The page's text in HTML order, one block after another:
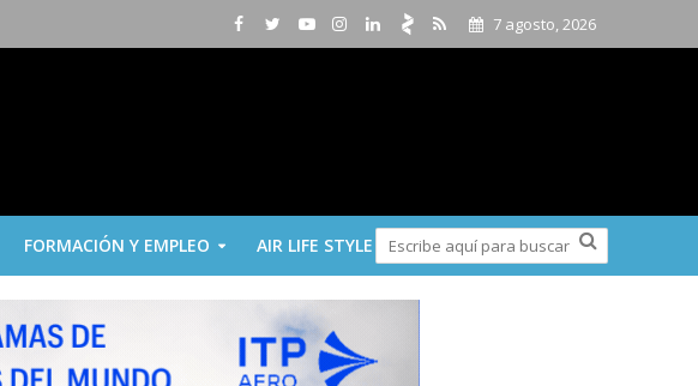
7 agosto, 2026
FORMACIÓN Y EMPLEO AIR LIFE STYLE